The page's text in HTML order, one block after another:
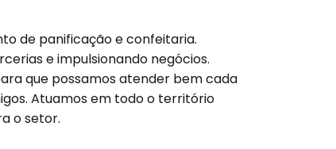
de panificação e confeitaria.
e impulsionando negócios.
que possamos atender bem cada
Atuamos em todo o território
o setor.